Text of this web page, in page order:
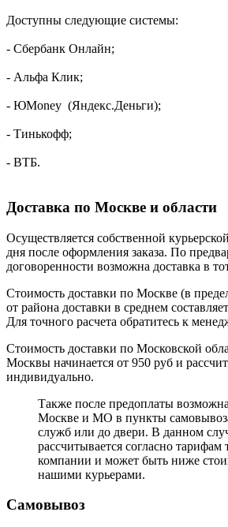
Доступны следующие системы:
- Сбербанк Онлайн;
- Альфа Клик;
- ЮMoney (Яндекс.Деньги);
- Тинькофф;
- ВТБ.
Доставка по Москве и области
Осуществляется собственной
дня после оформления заказа. По
договоренности возможна доставка в
Стоимость доставки по Москве (в
от района доставки в среднем
Для точного расчета обратитесь к
Стоимость доставки по Московской
Москвы начинается от 950 руб и
индивидуально.
Также после предоплаты
Москве и МО в пункты
служб или до двери. В данном
рассчитывается согласно тарифам
компании и может быть ниже
нашими курьерами.
Самовывоз